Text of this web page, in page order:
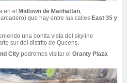
en el Midtown de Manhattan,
que hay entre las calles East 35 y
una bonita vista del skyline
sur del distrito de Queens.
Citypodremos visitar el Granty Plaza